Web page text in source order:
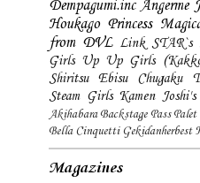
Dempagumi.inc Angerme
Houkago Princess
from DVL Link STAR`s
Girls Up Up Girls
Shiritsu Ebisu Chugaku
Steam Girls Kamen Joshi's
Akihabara Backstage Pass Palet
Bella Cinquetti Gekidanherbest
Magazines